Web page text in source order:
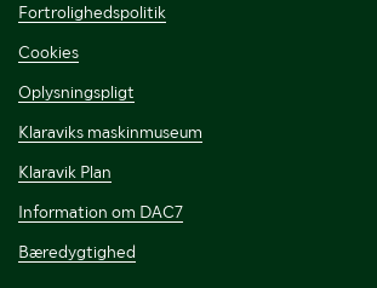
Fortrolighedspolitik
Cookies
Oplysningspligt
Klaraviks maskinmuseum
Klaravik Plan
Information om DAC7
Bæredygtighed